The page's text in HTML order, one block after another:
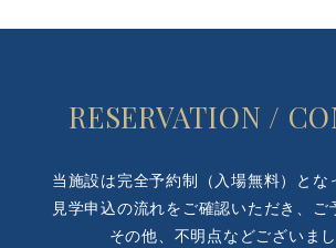
RESERVATION /
当施設は完全予約制（入場無料）とな
見学申込の流れをご確認いただき、ご
その他、不明点などございまし